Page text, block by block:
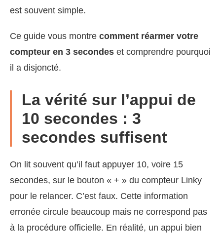
est souvent simple.
Ce guide vous montre comment réarmer votre
compteur en 3 secondes et comprendre pourquoi
il a disjoncté.
La vérité sur l’appui de
10 secondes : 3
secondes suffisent
On lit souvent qu’il faut appuyer 10, voire 15
secondes, sur le bouton « + » du compteur Linky
pour le relancer. C’est faux. Cette information
erronée circule beaucoup mais ne correspond pas
à la procédure officielle. En réalité, un appui bien